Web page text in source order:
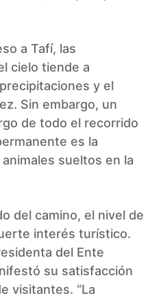
a Tafí, las
cielo tiende a
y el
Sin embargo, un
de todo el recorrido
es la
sueltos en la
del camino, el nivel de
interés turístico.
del Ente
su satisfacción
visitantes. “La